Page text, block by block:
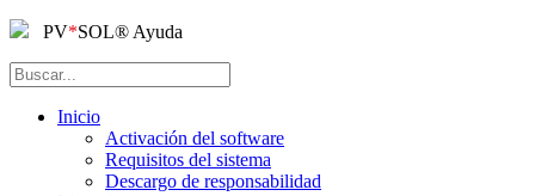
PV*SOL® Ayuda
Inicio
Activación del software
Requisitos del sistema
Descargo de responsabilidad